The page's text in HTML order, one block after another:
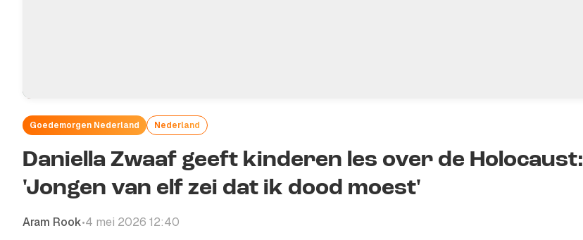
Goedemorgen Nederland Nederland
Daniella Zwaaf geeft kinderen les over de Holocaust:
'Jongen van elf zei dat ik dood moest'
Aram Rook•4 mei 2026 12:40